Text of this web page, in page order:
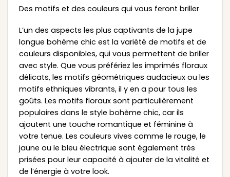
Des motifs et des couleurs qui vous feront briller
L’un des aspects les plus captivants de la jupe
longue bohème chic est la variété de motifs et de
couleurs disponibles, qui vous permettent de briller
avec style. Que vous préfériez les imprimés floraux
délicats, les motifs géométriques audacieux ou les
motifs ethniques vibrants, il y en a pour tous les
goûts. Les motifs floraux sont particulièrement
populaires dans le style bohème chic, car ils
ajoutent une touche romantique et féminine à
votre tenue. Les couleurs vives comme le rouge, le
jaune ou le bleu électrique sont également très
prisées pour leur capacité à ajouter de la vitalité et
de l’énergie à votre look.